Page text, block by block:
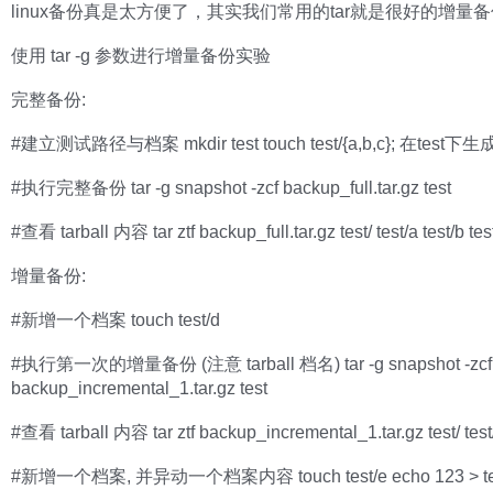
linux备份真是太方便了，其实我们常用的tar就是很好的增量
使用 tar -g 参数进行增量备份实验
完整备份:
#建立测试路径与档案 mkdir test touch test/{a,b,c}; 在test下生
#执行完整备份 tar -g snapshot -zcf backup_full.tar.gz test
#查看 tarball 内容 tar ztf backup_full.tar.gz test/ test/a test/b
增量备份:
#新增一个档案 touch test/d
#执行第一次的增量备份 (注意 tarball 档名) tar -g snapshot -zcf
backup_incremental_1.tar.gz test
#查看 tarball 内容 tar ztf backup_incremental_1.tar.gz test/
#新增一个档案, 并异动一个档案内容 touch test/e echo 123 >